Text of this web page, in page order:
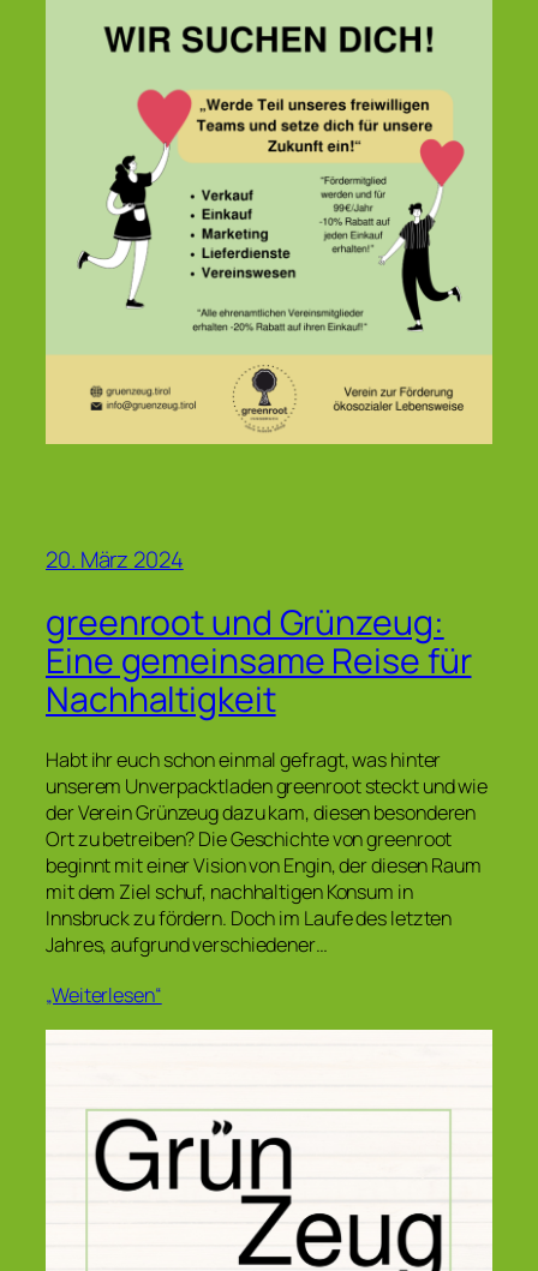
20. März 2024
greenroot und Grünzeug:
Eine gemeinsame Reise für
Nachhaltigkeit
Habt ihr euch schon einmal gefragt, was hinter
unserem Unverpacktladen greenroot steckt und wie
der Verein Grünzeug dazu kam, diesen besonderen
Ort zu betreiben? Die Geschichte von greenroot
beginnt mit einer Vision von Engin, der diesen Raum
mit dem Ziel schuf, nachhaltigen Konsum in
Innsbruck zu fördern. Doch im Laufe des letzten
Jahres, aufgrund verschiedener…
„Weiterlesen“